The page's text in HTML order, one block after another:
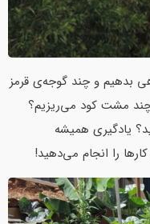
بدهیم و چند گوجه‌ی قرمز
چند مشت کود می‌ریزیم؟
یادگیری همیشه
را انجام می‌دهید!